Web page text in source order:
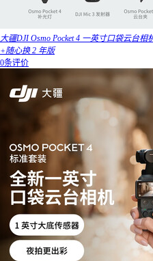
大疆DJI Osmo Pocket 4 一英寸口袋云台
+随心换 2 年版
0条评价